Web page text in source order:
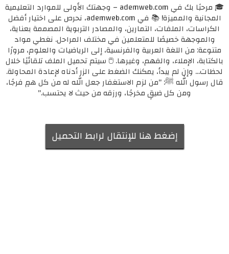
🎓 مرحبًا بك في ademweb.com – وجهتك الأولى للموارد التعليمية
المجانية والمميزة! 📚 في ademweb.com، نحرص على اختيار أفضل
الكراسات، الملفات، التمارين، والمصادر التربوية المصممة بعناية،
والموجهة خصيصًا للمتعلمين في مختلف المراحل. نغطي مواد
متنوعة: من اللغة العربية والفرنسية، إلى الرياضيات والعلوم، مرورًا
بالكتابة، الإملاء، والفهم، وغيرها. 🖱️ سيتم تحميل الملف تلقائيًا خلال
لحظات... وإن لم يبدأ، يمكنك الضغط على الزر أدناه لإعادة المحاولة.
قال رسول الله ﷺ: "من لزم الاستغفار جعل الله له من كل همٍ فرجًا،
ومن كل ضيقٍ مخرجًا، ورزقه من حيث لا يحتسب."
إضغط هنا للإنتقال لرابط التحميل